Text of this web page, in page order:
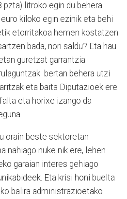
litroko egin du behera
kiloko egin ezinik eta behi
etorritakoa hemen kostatzen
bada, nori saldu? Eta hau
guretzat garrantzia
bertan behera utzi
eta baita Diputazioek ere.
eta horixe izango da
orain beste sektoretan
nahiago nuke nik ere, lehen
garaian interes gehiago
Eta krisi honi buelta
balira administrazioetako